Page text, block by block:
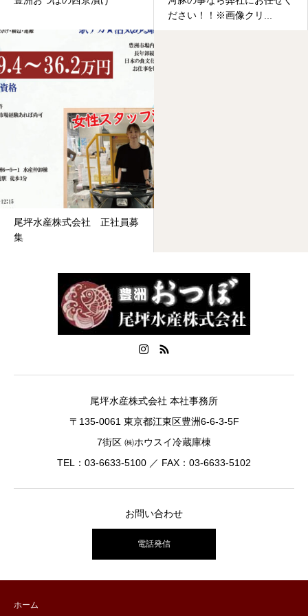
ださい！！※画像クリ...
尾坪水産株式会社 正社員募
集
尾坪水産株式会社 本社事務所
〒135-0061 東京都江東区豊洲6-6-3-5F
7街区 ㈱ホウスイ冷蔵庫棟
TEL：03-6633-5100 ／ FAX：03-6633-5102
お問い合わせ
電話発信
ホーム